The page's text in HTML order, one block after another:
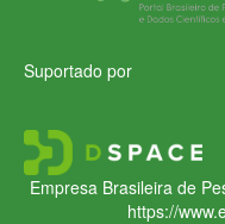
Suportado por
Empresa Brasileira de
https://